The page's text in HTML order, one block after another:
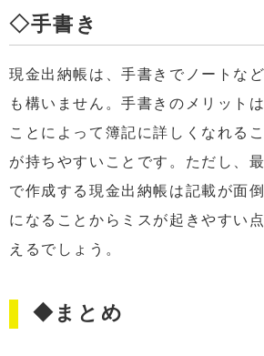
◇手書き
現金出納帳は、手書きでノートな
も構いません。手書きのメリット
ことによって簿記に詳しくなれる
が持ちやすいことです。ただし、
で作成する現金出納帳は記載が面
になることからミスが起きやすい
えるでしょう。
◆まとめ